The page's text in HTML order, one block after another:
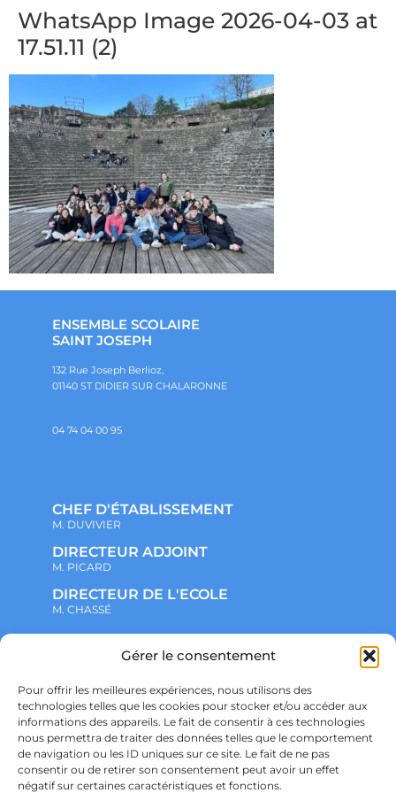
Gérer le consentement
Pour offrir les meilleures expériences, nous utilisons des
technologies telles que les cookies pour stocker et/ou accéder aux
informations des appareils. Le fait de consentir à ces technologies
nous permettra de traiter des données telles que le comportement
de navigation ou les ID uniques sur ce site. Le fait de ne pas
consentir ou de retirer son consentement peut avoir un effet
négatif sur certaines caractéristiques et fonctions.
WhatsApp Image 2026-04-03 at
17.51.11 (2)
ENSEMBLE SCOLAIRE
SAINT JOSEPH
132 Rue Joseph Berlioz,
01140 ST DIDIER SUR CHALARONNE
04 74 04 00 95
CHEF D'ÉTABLISSEMENT
M. DUVIVIER
DIRECTEUR ADJOINT
M. PICARD
DIRECTEUR DE L'ECOLE
M. CHASSÉ
NOTRE ENSEMBLE SCOLAIRE
ADMINISTRATIF
VIE ASSOCIATIVE
PARTENARIATS
CONTACT
PRÉ-INSCRIPTION
ÉCOLE
COLLÈGE
LYCÉE